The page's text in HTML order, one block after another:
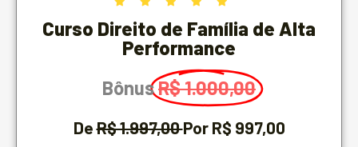
Curso Direito de Família de Alta
Performance
BônusR$ 1.000,00
DeR$ 1.997,00Por R$ 997,00